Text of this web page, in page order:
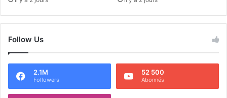
Follow Us
2.1M
Followers
52 500
Abonnés